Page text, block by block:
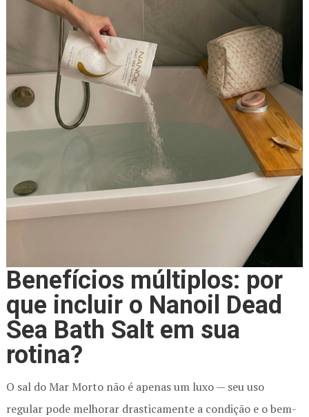
Benefícios múltiplos: por
que incluir o Nanoil Dead
Sea Bath Salt em sua
rotina?
O sal do Mar Morto não é apenas um luxo — seu uso
regular pode melhorar drasticamente a condição e o bem-